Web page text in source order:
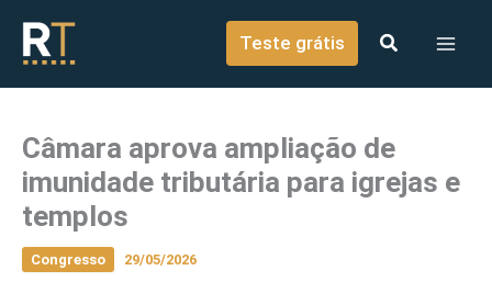
conteúdo
Teste grátis
Câmara aprova ampliação de
imunidade tributária para igrejas e
templos
Congresso 29/05/2026